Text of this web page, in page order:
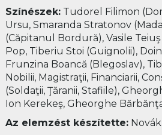
Színészek:Tudorel Filimon
Ursu, Smaranda Stratonov
(Căpitanul Bordură), Vasile
Pop, Tiberiu Stoi (Guignolii),
Frunzina Boancă (Blegoslav),
Nobilii, Magistraţii, Financiarii,
(Soldaţii, Ţăranii, Stafiile),
Ion Kerekeş, Gheorghe
Az elemzést készítette: